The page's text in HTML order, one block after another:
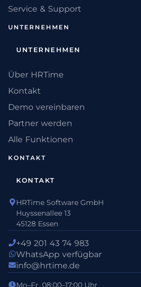
Service & Support
UNTERNEHMEN
UNTERNEHMEN
Über HRTime
Kontakt
Demo vereinbaren
Partner werden
Alle Funktionen
KONTAKT
KONTAKT
HRTime Software GmbH
Huyssenallee 13
45128 Essen
+49 201 43 74 983
WhatsApp verfügbar
info@hrtime.de
Mo–Fr, 08:00–17:00 Uhr